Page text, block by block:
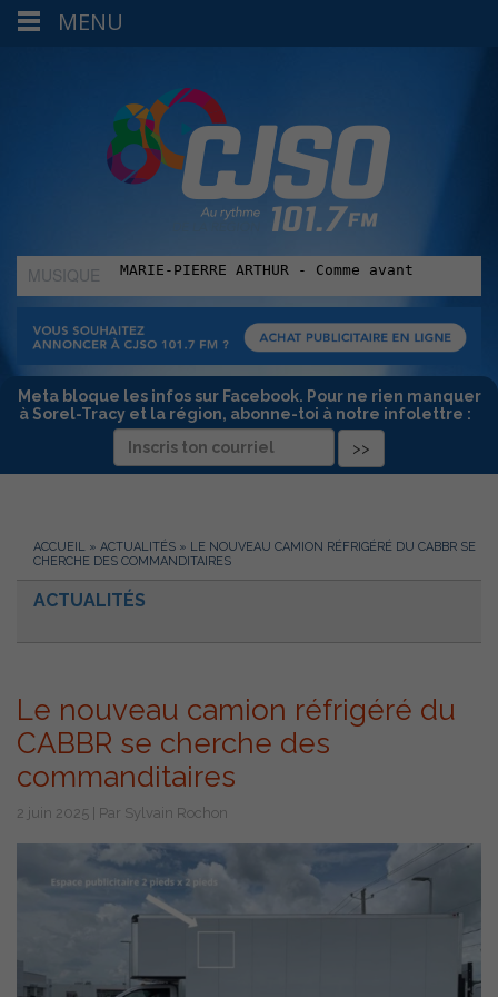
MUSIQUE
:
Meta bloque les infos sur Facebook. Pour ne rien manquer
à Sorel-Tracy et la région, abonne-toi à notre infolettre :
ACCUEIL » ACTUALITÉS » LE NOUVEAU CAMION RÉFRIGÉRÉ DU CABBR SE
CHERCHE DES COMMANDITAIRES
ACTUALITÉS
Le nouveau camion réfrigéré du
CABBR se cherche des
commanditaires
2 juin 2025 | Par Sylvain Rochon
MENU